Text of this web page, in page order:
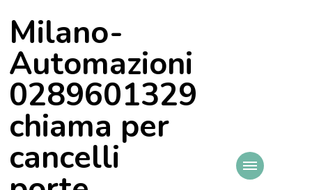
Milano-
Automazioni
0289601329
chiama per
cancelli